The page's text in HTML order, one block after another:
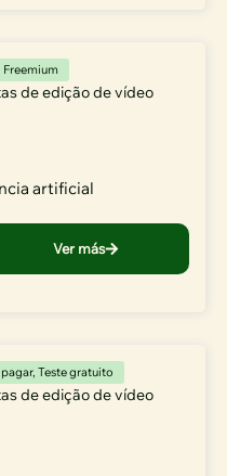
Freemium
de edição de vídeo
artificial
Ver más
,Teste gratuito
de edição de vídeo